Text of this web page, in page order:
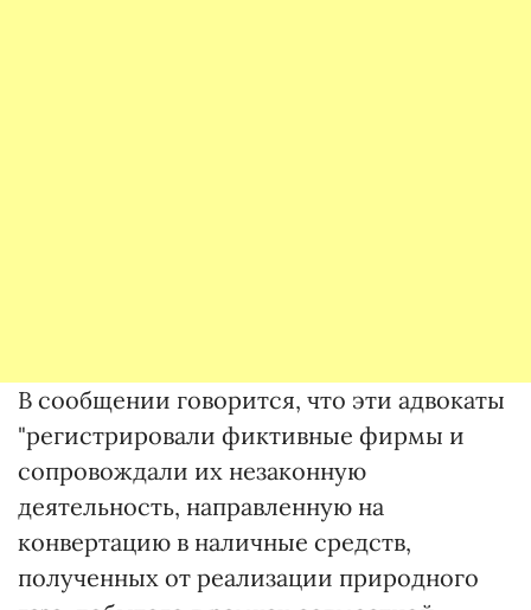
В сообщении говорится, что эти адвокаты
"регистрировали фиктивные фирмы и
сопровождали их незаконную
деятельность, направленную на
конвертацию в наличные средств,
полученных от реализации природного